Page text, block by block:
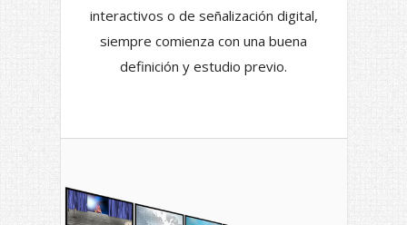
interactivos o de señalización digital,
siempre comienza con una buena
definición y estudio previo.